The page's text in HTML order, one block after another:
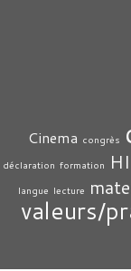
Cinema congrès
déclaration formation
langue lecture
valeurs/